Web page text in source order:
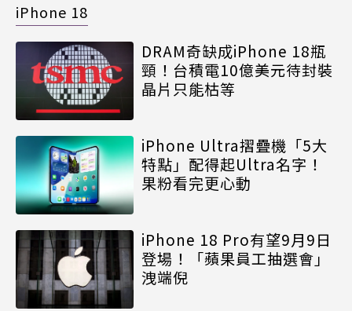
iPhone 18
DRAM奇缺成iPhone 18瓶
頸！台積電10億美元待封裝
晶片只能枯等
iPhone Ultra摺疊機「5大
特點」配得起Ultra名字！
果粉看完更心動
iPhone 18 Pro有望9月9日
登場！「蘋果員工抽選會」
洩端倪